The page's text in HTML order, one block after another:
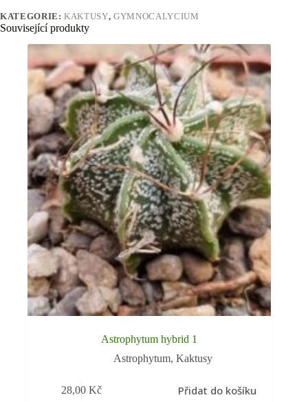
KATEGORIE:KAKTUSY,GYMNOCALYCIUM
Související produkty
Astrophytum hybrid 1
Astrophytum,Kaktusy
28,00Kč Přidat do košíku